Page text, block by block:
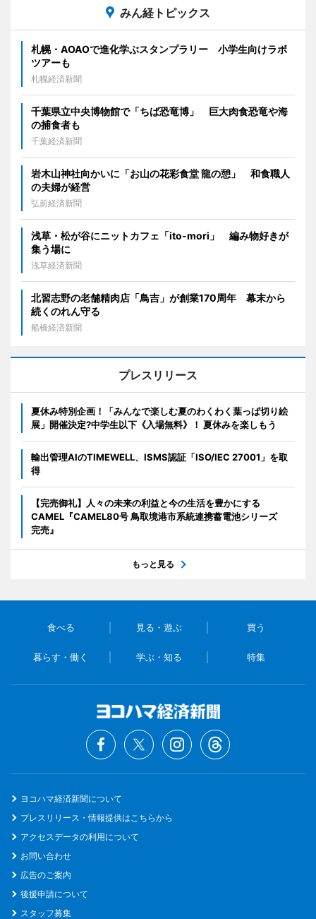
みん経トピックス
札幌・AOAOで進化学ぶスタンプラリー 小学生向けラボ
ツアーも
札幌経済新聞
千葉県立中央博物館で「ちば恐竜博」 巨大肉食恐竜や海
の捕食者も
千葉経済新聞
岩木山神社向かいに「お山の花彩食堂 龍の憩」 和食職人
の夫婦が経営
弘前経済新聞
浅草・松が谷にニットカフェ「ito-mori」 編み物好きが
集う場に
浅草経済新聞
北習志野の老舗精肉店「鳥吉」が創業170周年 幕末から
続くのれん守る
船橋経済新聞
プレスリリース
夏休み特別企画！「みんなで楽しむ夏のわくわく葉っぱ切り絵
展」開催決定?中学生以下《入場無料》！ 夏休みを楽しもう
輸出管理AIのTIMEWELL、ISMS認証「ISO/IEC 27001」を取
得
【完売御礼】人々の未来の利益と今の生活を豊かにする
CAMEL『CAMEL80号 鳥取境港市系統連携蓄電池シリーズ
完売』
もっと見る
食べる 見る・遊ぶ 買う
暮らす・働く 学ぶ・知る 特集
ヨコハマ経済新聞について
プレスリリース・情報提供はこちらから
アクセスデータの利用について
お問い合わせ
広告のご案内
後援申請について
スタッフ募集